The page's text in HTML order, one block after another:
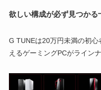
欲しい構成が必ず見つかる
G TUNEは20万円未満の初
えるゲーミングPCがライン